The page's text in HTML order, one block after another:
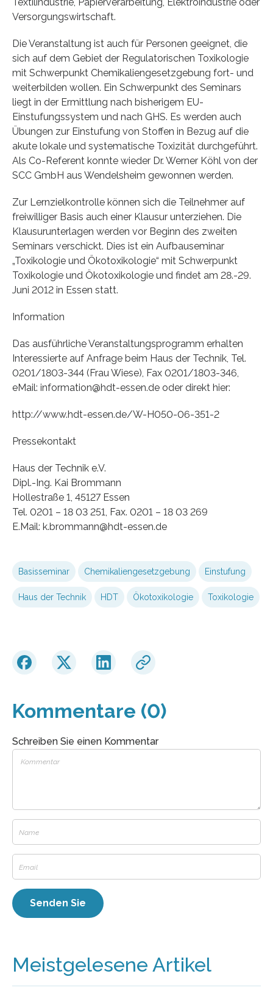
Versorgungswirtschaft.
Die Veranstaltung ist auch für Personen geeignet, die
sich auf dem Gebiet der Regulatorischen Toxikologie
mit Schwerpunkt Chemikaliengesetzgebung fort- und
weiterbilden wollen. Ein Schwerpunkt des Seminars
liegt in der Ermittlung nach bisherigem EU-
Einstufungssystem und nach GHS. Es werden auch
Übungen zur Einstufung von Stoffen in Bezug auf die
akute lokale und systematische Toxizität durchgeführt.
Als Co-Referent konnte wieder Dr. Werner Köhl von der
SCC GmbH aus Wendelsheim gewonnen werden.
Zur Lernzielkontrolle können sich die Teilnehmer auf
freiwilliger Basis auch einer Klausur unterziehen. Die
Klausurunterlagen werden vor Beginn des zweiten
Seminars verschickt. Dies ist ein Aufbauseminar
„Toxikologie und Ökotoxikologie“ mit Schwerpunkt
Toxikologie und Ökotoxikologie und findet am 28.-29.
Juni 2012 in Essen statt.
Information
Das ausführliche Veranstaltungsprogramm erhalten
Interessierte auf Anfrage beim Haus der Technik, Tel.
0201/1803-344 (Frau Wiese), Fax 0201/1803-346,
eMail: information@hdt-essen.de oder direkt hier:
http://www.hdt-essen.de/W-H050-06-351-2
Pressekontakt
Haus der Technik e.V.
Dipl.-Ing. Kai Brommann
Hollestraße 1, 45127 Essen
Tel. 0201 – 18 03 251, Fax. 0201 – 18 03 269
E.Mail: k.brommann@hdt-essen.de
Basisseminar Chemikaliengesetzgebung Einstufung
Haus der Technik HDT Ökotoxikologie Toxikologie
Kommentare (0)
Schreiben Sie einen Kommentar
Meistgelesene Artikel